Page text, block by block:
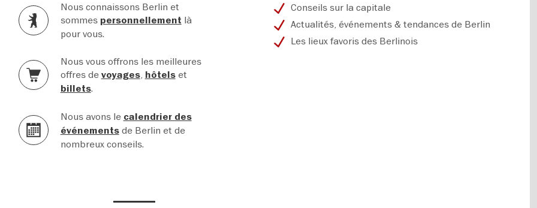
Nous connaissons Berlin et
sommes personnellement là
pour vous.
Nous vous offrons les meilleures
offres de voyages, hôtelset
billets.
Nous avons le calendrier des
événementsde Berlin et de
nombreux conseils.
Conseils sur la capitale
Actualités, événements & tendances de Berlin
Les lieux favoris des Berlinois